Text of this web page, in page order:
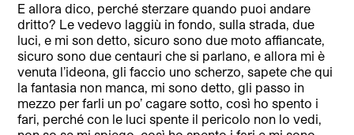
E allora dico, perché sterzare quando puoi andare
dritto? Le vedevo laggiù in fondo, sulla strada, due
luci, e mi son detto, sicuro sono due moto affiancate,
sicuro sono due centauri che si parlano, e allora mi è
venuta l’ideona, gli faccio uno scherzo, sapete che qui
la fantasia non manca, mi sono detto, gli passo in
mezzo per farli un po’ cagare sotto, così ho spento i
fari, perché con le luci spente il pericolo non lo vedi,